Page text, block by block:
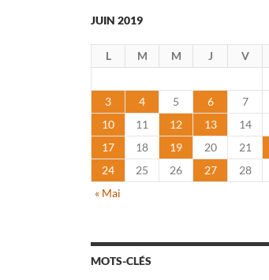
JUIN 2019
L M M J V
3
4 5 6 7
10
11 12 13 14
17
18 19 20 21
24
25 26 27 28
« Mai
MOTS-CLÉS